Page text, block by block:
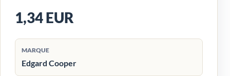
1,34 EUR
MARQUE
Edgard Cooper